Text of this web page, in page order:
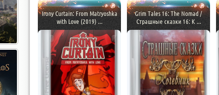
Irony Curtain: From Matryoshka
with Love (2019) ...
Grim Tales 16: The Nomad /
Страшные сказки 16: К ...